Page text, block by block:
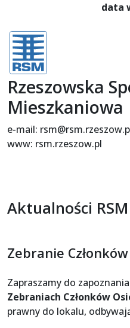
data
Rzeszowska
Mieszkaniowa
e-mail:
www: rsm.rzeszow.pl
Aktualności RSM
Zebranie
Zapraszamy do
Zebraniach Członków
prawny do lokalu,